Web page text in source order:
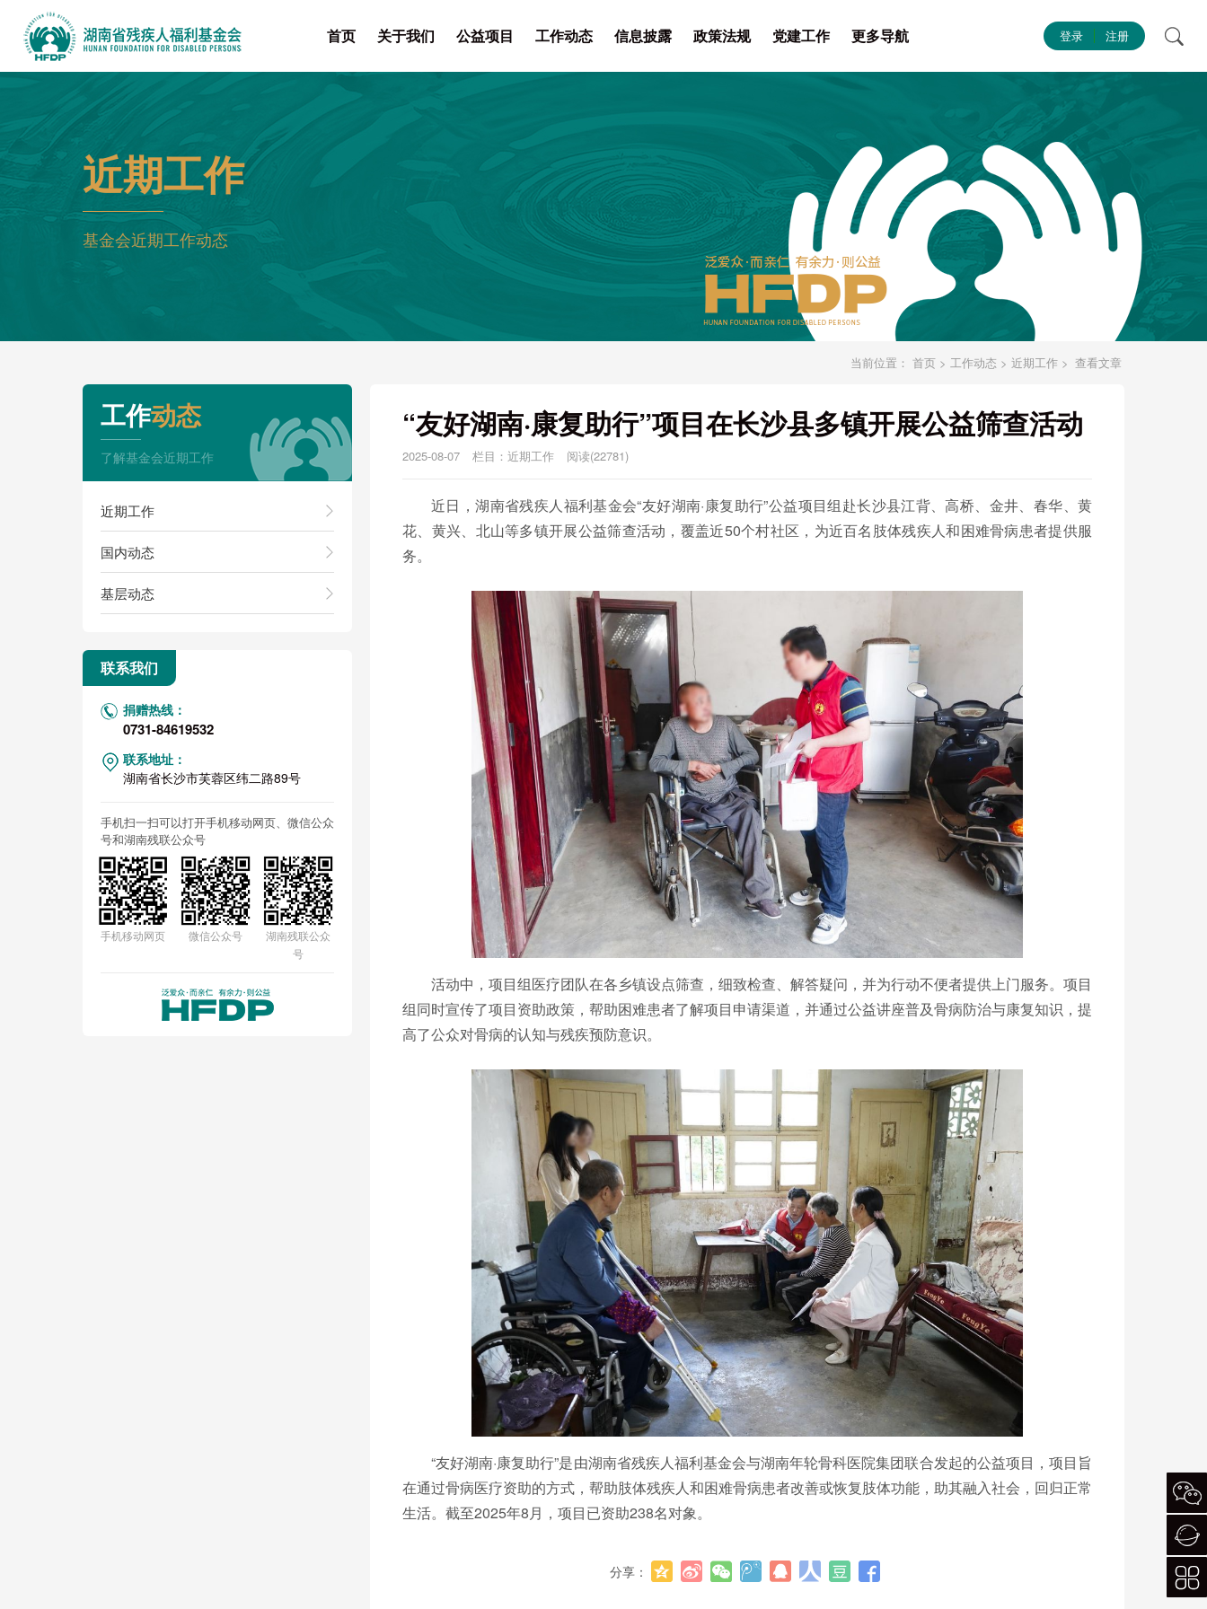
首页 关于我们 公益项目 工作动态 信息披露 政策法规 党建工作 更多导航 登录 注册
近期工作
基金会近期工作动态
当前位置： 首页 > 工作动态 > 近期工作 > 查看文章
“友好湖南·康复助行”项目在长沙县多镇开展公益筛查活动
2025-08-07 栏目： 近期工作 阅读(22781)
近日，湖南省残疾人福利基金会“友好湖南·康复助行”公益项目组赴长沙县江背、高桥、金井、春华、黄
花、黄兴、北山等多镇开展公益筛查活动，覆盖近50个村社区，为近百名肢体残疾人和困难骨病患者提供服
务。
活动中，项目组医疗团队在各乡镇设点筛查，细致检查、解答疑问，并为行动不便者提供上门服务。项目
组同时宣传了项目资助政策，帮助困难患者了解项目申请渠道，并通过公益讲座普及骨病防治与康复知识，提
高了公众对骨病的认知与残疾预防意识。
“友好湖南·康复助行”是由湖南省残疾人福利基金会与湖南年轮骨科医院集团联合发起的公益项目，项目旨
在通过骨病医疗资助的方式，帮助肢体残疾人和困难骨病患者改善或恢复肢体功能，助其融入社会，回归正常
生活。截至2025年8月，项目已资助238名对象。
分享：
工作动态
了解基金会近期工作
近期工作
国内动态
基层动态
联系我们
捐赠热线：
0731-84619532
联系地址：
湖南省长沙市芙蓉区纬二路89号
手机扫一扫可以打开手机移动网页、微信公众
号和湖南残联公众号
手机移动网页 微信公众号
湖南残联公众
号